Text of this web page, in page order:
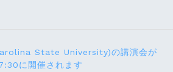
State University)の講演会が
に開催されます